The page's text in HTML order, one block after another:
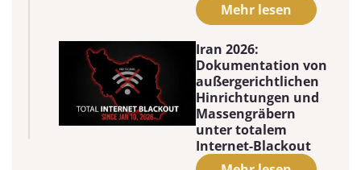
Mehr lesen
Iran 2026:
Dokumentation von
außergerichtlichen
Hinrichtungen und
Massengräbern
unter totalem
Internet-Blackout